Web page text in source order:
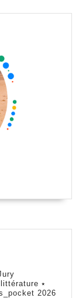
⭑
2026